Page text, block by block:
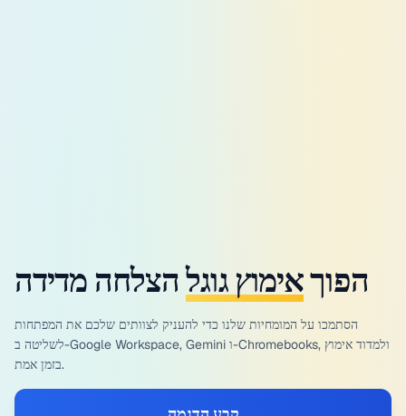
הפוךאימוץ גוגלהצלחה מדידה
הסתמכו על המומחיות שלנו כדי להעניק לצוותים שלכם את המפתחות
לשליטה ב-Google Workspace, Gemini ו-Chromebooks, ולמדוד אימוץ
בזמן אמת.